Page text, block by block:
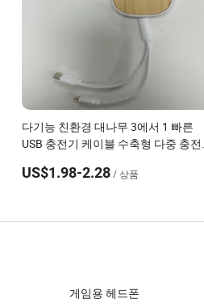
다기능 친환경 대나무 3에서 1 빠른
USB 충전기 케이블 수축형 다중 충전
US$1.98-2.28 / 상품
게임용 헤드폰